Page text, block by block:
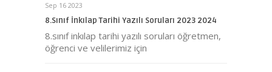
Sep 16 2023
8.Sınıf İnkılap Tarihi Yazılı Soruları 2023 2024
8.sınıf inkılap tarihi yazılı soruları öğretmen,
öğrenci ve velilerimiz için